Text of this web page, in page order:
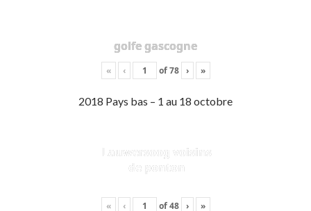
golfe gascogne
« ‹ of78 › »
2018 Pays bas – 1 au 18 octobre
Lauwersoog voisins
de ponton
« ‹ of48 › »